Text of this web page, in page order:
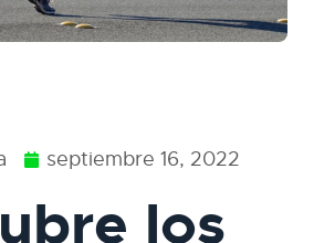
septiembre 16, 2022
los